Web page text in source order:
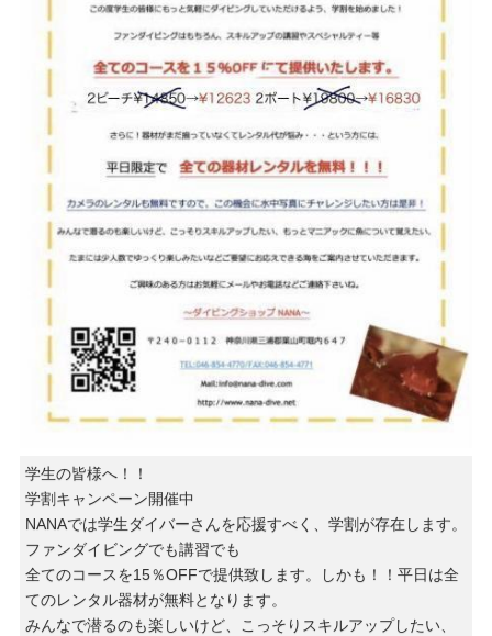
学生の皆様へ！！
学割キャンペーン開催中
NANAでは学生ダイバーさんを応援すべく、学割が存在します。
ファンダイビングでも講習でも
全てのコースを15％OFFで提供致します。しかも！！平日は全
てのレンタル器材が無料となります。
みんなで潜るのも楽しいけど、こっそりスキルアップしたい、